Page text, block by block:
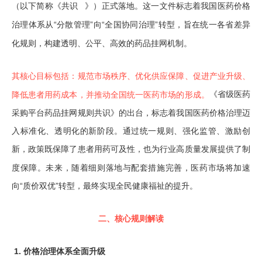
（以下简称《共识
》）正式落地。这一文件标志着我国医药价格
治理体系从“分散管理”向“全国协同治理”转型，旨在统一各省差异
化规则，构建透明、公平、高效的药品挂网机制。
其核心目标包括：规范市场秩序、优化供应保障、促进产业升级、
降低患者用药成本，并推动全国统一医药市场的形成。
《省级医药
采购平台药品挂网规则共识》的出台，标志着我国医药价格治理迈
入标准化、透明化的新阶段。通过统一规则、强化监管、激励创
新，政策既保障了患者用药可及性，也为行业高质量发展提供了制
度保障。未来，随着细则落地与配套措施完善，医药市场将加速
向“质价双优”转型，最终实现全民健康福祉的提升。
二、核心规则解读
1. 价格治理体系全面升级